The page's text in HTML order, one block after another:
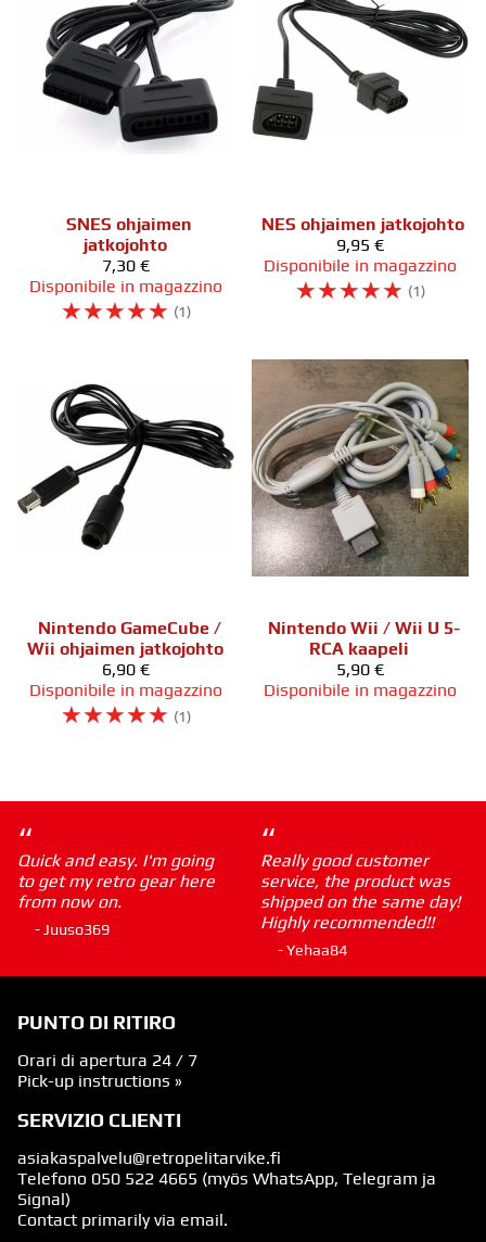
SNES ohjaimen
jatkojohto
7,30 €
Disponibile in magazzino
☆☆☆☆☆ (1)
NES ohjaimen jatkojohto
9,95 €
Disponibile in magazzino
☆☆☆☆☆ (1)
Nintendo GameCube /
Wii ohjaimen jatkojohto
6,90 €
Disponibile in magazzino
☆☆☆☆☆ (1)
Nintendo Wii / Wii U 5-
RCA kaapeli
5,90 €
Disponibile in magazzino
“
Quick and easy. I'm going
to get my retro gear here
from now on.
- Juuso369
“
Really good customer
service, the product was
shipped on the same day!
Highly recommended!!
- Yehaa84
PUNTO DI RITIRO
Orari di apertura 24 / 7
Pick-up instructions »
SERVIZIO CLIENTI
asiakaspalvelu@retropelitarvike.fi
Telefono 050 522 4665 (myös WhatsApp, Telegram ja
Signal)
Contact primarily via email.